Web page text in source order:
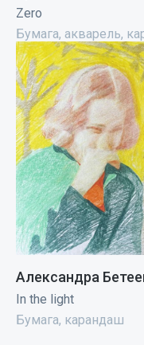
Zero
Бумага, акварель,
Александра
In the light
Бумага, карандаш